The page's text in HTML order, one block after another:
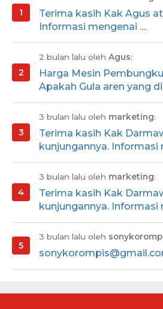
Terima kasih Kak Agus
Informasi mengenai ....
2 bulan lalu oleh Agus:
Harga Mesin
Apakah Gula aren yang
3 bulan lalu oleh marketing:
Terima kasih Kak
kunjungannya. Informasi
3 bulan lalu oleh marketing:
Terima kasih Kak
kunjungannya. Informasi
3 bulan lalu oleh